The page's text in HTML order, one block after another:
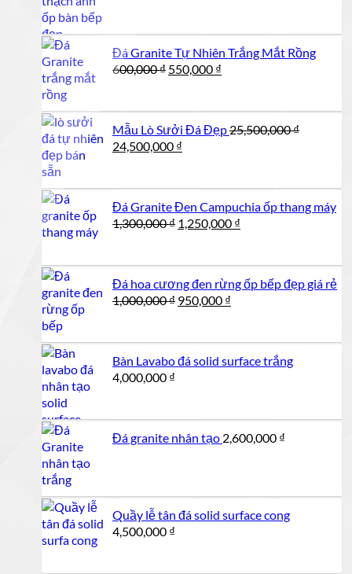
2,200,000 ₫.
Đá Granite Tự Nhiên Trắng Mắt Rồng
600,000₫ Giá
550,000 ₫
550,000 ₫.
Mẫu Lò Sưởi Đá Đẹp25,500,000₫
Giá
24,500,000 ₫
24,500,000 ₫.
Đá Granite Đen Campuchia ốp thang máy
1,300,000₫ Giá
1,250,000 ₫
1,250,000 ₫.
Đá hoa cương đen rừng ốp bếp đẹp giá rẻ
1,000,000₫ Giá
950,000 ₫
950,000 ₫.
Bàn Lavabo đá solid surface trắng
4,000,000 ₫
Đá granite nhân tạo 2,600,000 ₫
Quầy lễ tân đá solid surface cong
4,500,000 ₫